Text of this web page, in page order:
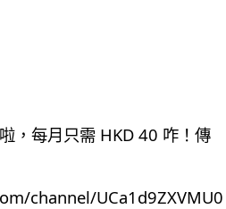
，每月只需 HKD 40 咋！傳
channel/UCa1d9ZXVMU0